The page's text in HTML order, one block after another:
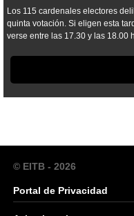
Los 115 cardenales electores
quinta votación. Si eligen esta
verse entre las 17.30 y las 18.00
© EITB - 2026
Portal de Privacidad